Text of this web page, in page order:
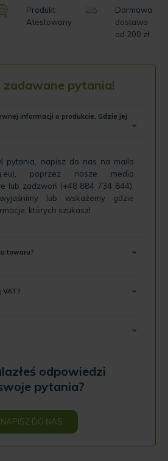
Produkt
Atestowany
Darmowa
dostawa
od 200 zł
zadawane pytania!
informacji o produkcie. Gdzie jej
pytania, napisz do nas na maila
), poprzez nasze media
lub zadzwoń (+48 884 734 844).
lub wskażemy gdzie
których szukasz!
towaru?
VAT?
odpowiedzi
pytania?
NAPISZ DO NAS